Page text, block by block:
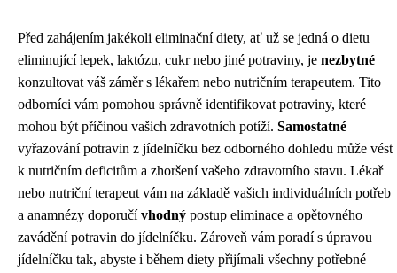
Před zahájením jakékoli eliminační diety, ať už se jedná o dietu
eliminující lepek, laktózu, cukr nebo jiné potraviny, je nezbytné
konzultovat váš záměr s lékařem nebo nutričním terapeutem. Tito
odborníci vám pomohou správně identifikovat potraviny, které
mohou být příčinou vašich zdravotních potíží. Samostatné
vyřazování potravin z jídelníčku bez odborného dohledu může vést
k nutričním deficitům a zhoršení vašeho zdravotního stavu. Lékař
nebo nutriční terapeut vám na základě vašich individuálních potřeb
a anamnézy doporučívhodný postup eliminace a opětovného
zavádění potravin do jídelníčku. Zároveň vám poradí s úpravou
jídelníčku tak, abyste i během diety přijímali všechny potřebné